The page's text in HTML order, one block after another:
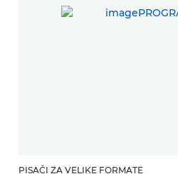
PISAČI ZA VELIKE FORMATE